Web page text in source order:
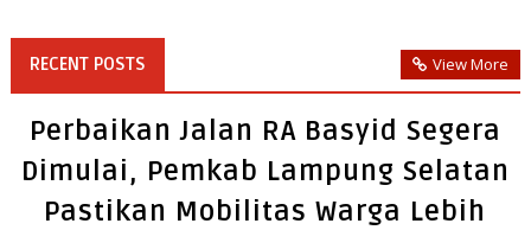
RECENT POSTS View More
Perbaikan Jalan RA Basyid Segera
Dimulai, Pemkab Lampung Selatan
Pastikan Mobilitas Warga Lebih